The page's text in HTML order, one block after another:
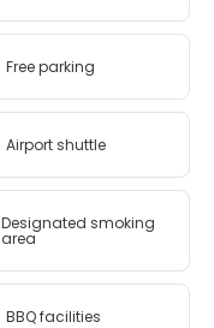
Free parking
Airport shuttle
Designated smoking
area
BBQ facilities